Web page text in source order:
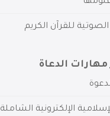
للقرآن الكريم
الدعاة
الإلكترونية الشاملة